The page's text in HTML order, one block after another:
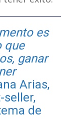
es
que
ganar
Arias,
seller,
de